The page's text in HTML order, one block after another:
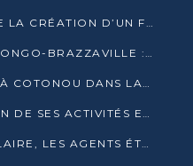
MÉDIAS : LE CSLC ANNONCE LA CRÉATION D’UN FONDS D’APPUI À LA PRESSE
PRESIDENTIELLE 2026 AU CONGO-BRAZZAVILLE : UN CASTING ÉLARGI
LE CONGO PORTE SA VOIX À COTONOU DANS LA LUTTE CONTRE LA TUBERCULOSE
LA SOPRIM DRESSE LE BILAN DE SES ACTIVITÉS ET FIXE DE NOUVELLES PRIORITÉS
DGMRFE : 16 MOIS SANS SALAIRE, LES AGENTS ÉTOUFFENT DANS LE SILENCE